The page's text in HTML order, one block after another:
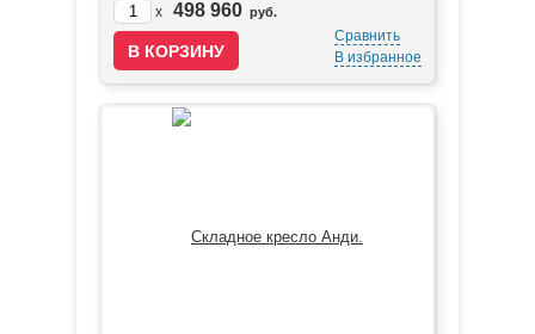
x 498 960 руб.
Сравнить
В избранное